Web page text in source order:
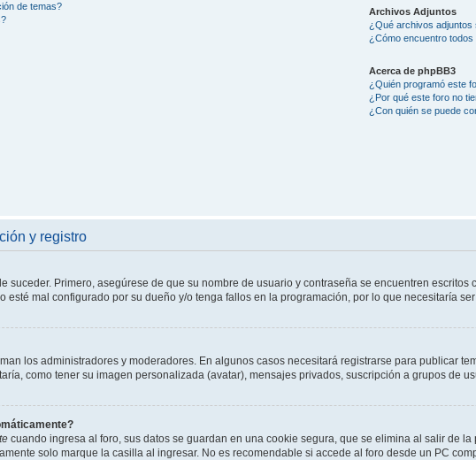
de temas?
Archivos Adjuntos
¿Qué archivos adjuntos
¿Cómo encuentro
Acerca de phpBB3
¿Quién programó este
¿Por qué este foro no
¿Con quién se puede
y registro
suceder. Primero, asegúrese de que su nombre de usuario y contraseña se encuentren
esté mal configurado por su dueño y/o tenga fallos en la programación, por lo que necesitaría
los administradores y moderadores. En algunos casos necesitará registrarse para publicar
como tener su imagen personalizada (avatar), mensajes privados, suscripción a grupos de
cuando ingresa al foro, sus datos se guardan en una cookie segura, que se elimina al salir de
solo marque la casilla al ingresar. No es recomendable si accede al foro desde un PC